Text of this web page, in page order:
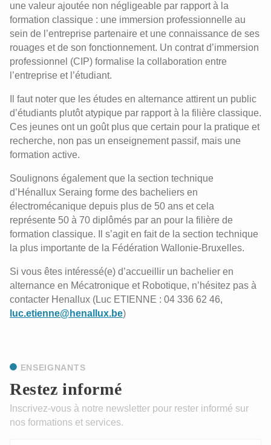
une valeur ajoutée non négligeable par rapport à la
formation classique : une immersion professionnelle au
sein de l’entreprise partenaire et une connaissance de ses
rouages et de son fonctionnement. Un contrat d’immersion
professionnel (CIP) formalise la collaboration entre
l’entreprise et l’étudiant.
Il faut noter que les études en alternance attirent un public
d’étudiants plutôt atypique par rapport à la filière classique.
Ces jeunes ont un goût plus que certain pour la pratique et
recherche, non pas un enseignement passif, mais une
formation active.
Soulignons également que la section technique
d’Hénallux Seraing forme des bacheliers en
électromécanique depuis plus de 50 ans et cela
représente 50 à 70 diplômés par an pour la filière de
formation classique. Il s’agit en fait de la section technique
la plus importante de la Fédération Wallonie-Bruxelles.
Si vous êtes intéressé(e) d’accueillir un bachelier en
alternance en Mécatronique et Robotique, n’hésitez pas à
contacter Henallux (Luc ETIENNE : 04 336 62 46,
luc.etienne@henallux.be)
Restez informé
ENSEIGNANTS
Inscrivez-vous à notre newsletter pour rester informé sur
nos formations et services.